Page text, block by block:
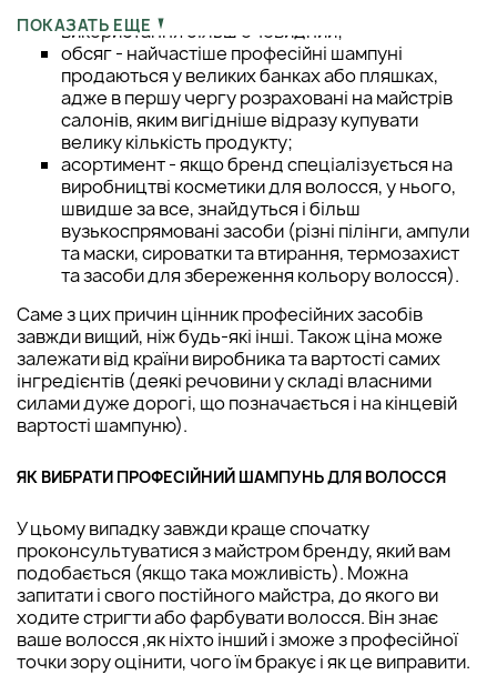
використання більш очевидний;
обсяг - найчастіше професійні шампуні
продаються у великих банках або пляшках,
адже в першу чергу розраховані на майстрів
салонів, яким вигідніше відразу купувати
велику кількість продукту;
асортимент - якщо бренд спеціалізується на
виробництві косметики для волосся, у нього,
швидше за все, знайдуться і більш
вузькоспрямовані засоби (різні пілінги, ампули
та маски, сироватки та втирання, термозахист
та засоби для збереження кольору волосся).
Саме з цих причин цінник професійних засобів
завжди вищий, ніж будь-які інші. Також ціна може
залежати від країни виробника та вартості самих
інгредієнтів (деякі речовини у складі власними
силами дуже дорогі, що позначається і на кінцевій
вартості шампуню).
ЯК ВИБРАТИ ПРОФЕСІЙНИЙ ШАМПУНЬ ДЛЯ ВОЛОССЯ
У цьому випадку завжди краще спочатку
проконсультуватися з майстром бренду, який вам
подобається (якщо така можливість). Можна
запитати і свого постійного майстра, до якого ви
ходите стригти або фарбувати волосся. Він знає
ваше волосся ,як ніхто інший і зможе з професійної
точки зору оцінити, чого їм бракує і як це виправити.
ПОКАЗАТЬ ЕЩЕ